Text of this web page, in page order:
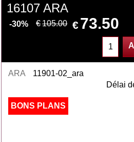
16107 ARA
-30% €105.00 €73.50
ARA
11901-02_ara
Délai
BONS PLANS